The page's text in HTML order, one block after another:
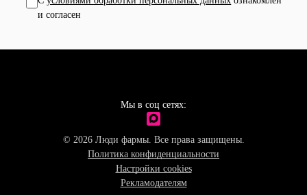
и согласен
Мы в соц сетях:
© 2026 Люди фармы. Все права защищены.
Политика конфиденциальности
Настройки cookies
Рекламодателям